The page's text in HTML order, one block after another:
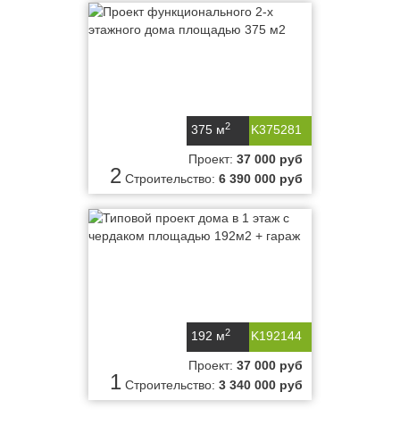
K375281
375 м2
2
Проект: 37 000 руб
Строительство: 6 390 000 руб
K192144
192 м2
1
Проект: 37 000 руб
Строительство: 3 340 000 руб